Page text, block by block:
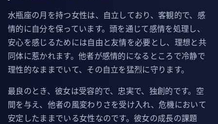
水瓶座の月を持つ女性は、自立しており、客観的で、感
情的に自分を保っています。頭を通じて感情を処理し、
安心を感じるためには自由と友情を必要とし、理想と共
同体に惹かれます。他者が感情的になるところで冷静で
理性的なままでいて、その自立を猛烈に守ります。
最良のとき、彼女は受容的で、忠実で、独創的です。空
間を与え、他者の風変わりさを受け入れ、危機において
安定したままでいる女性なのです。彼女の成長の課題